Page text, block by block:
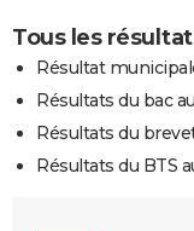
Tous les
Résultat
Résultats du bac
Résultats du
Résultats du BTS